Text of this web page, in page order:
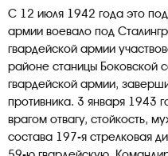
С 12 июля 1942 года это
армии воевало под
гвардейской армии
районе станицы Боковской
гвардейской армии,
противника. 3 января 1943
врагом отвагу, стойкость,
состава 197-я стрелковая